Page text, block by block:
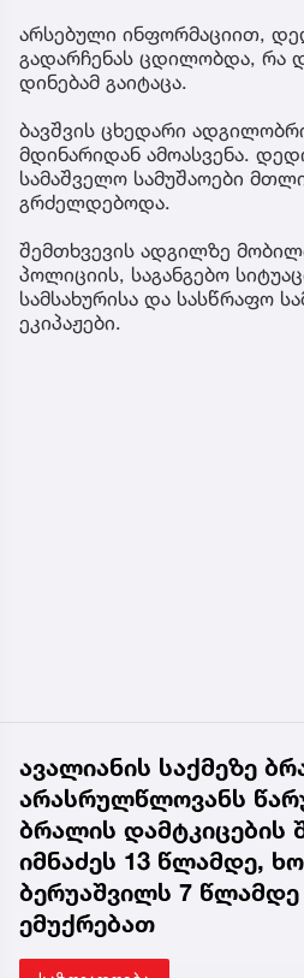
არსებული ინფორმაციით,
გადარჩენას ცდილობდა, რა
დინებამ გაიტაცა.
ბავშვის ცხედარი
მდინარიდან ამოასვენა.
სამაშველო სამუშაოები
გრძელდებოდა.
შემთხვევის ადგილზე
პოლიციის, საგანგებო
სამსახურისა და სასწრაფო
ეკიპაჟები.
ავალიანის საქმეზე
არასრულწლოვანს
ბრალის დამტკიცების
იმნაძეს 13 წლამდე,
ბერუაშვილს 7 წლამდე
ემუქრებათ